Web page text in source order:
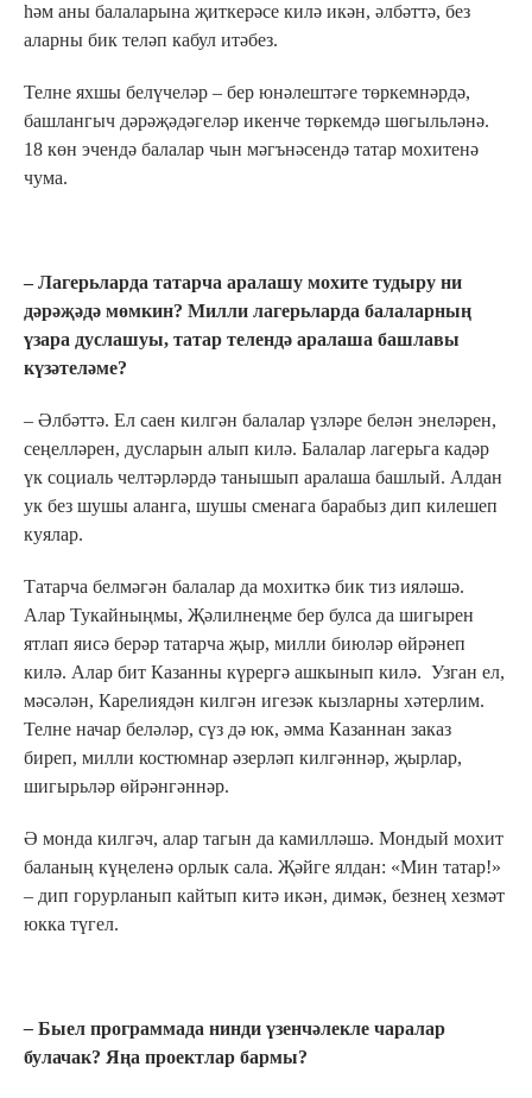
һәм аны балаларына җиткерәсе килә икән, әлбәттә, без
аларны бик теләп кабул итәбез.
Телне яхшы белүчеләр – бер юнәлештәге төркемнәрдә,
башлангыч дәрәҗәдәгеләр икенче төркемдә шөгыльләнә.
18 көн эчендә балалар чын мәгънәсендә татар мохитенә
чума.
– Лагерьларда татарча аралашу мохите тудыру ни
дәрәҗәдә мөмкин? Милли лагерьларда балаларның
үзара дуслашуы, татар телендә аралаша башлавы
күзәтеләме?
– Әлбәттә. Ел саен килгән балалар үзләре белән энеләрен,
сеңелләрен, дусларын алып килә. Балалар лагерьга кадәр
үк социаль челтәрләрдә танышып аралаша башлый. Алдан
ук без шушы аланга, шушы сменага барабыз дип килешеп
куялар.
Татарча белмәгән балалар да мохиткә бик тиз ияләшә.
Алар Тукайныңмы, Җәлилнеңме бер булса да шигырен
ятлап яисә берәр татарча җыр, милли биюләр өйрәнеп
килә. Алар бит Казанны күрергә ашкынып килә. Узган ел,
мәсәлән, Карелиядән килгән игезәк кызларны хәтерлим.
Телне начар беләләр, сүз дә юк, әмма Казаннан заказ
биреп, милли костюмнар әзерләп килгәннәр, җырлар,
шигырьләр өйрәнгәннәр.
Ә монда килгәч, алар тагын да камилләшә. Мондый мохит
баланың күңеленә орлык сала. Җәйге ялдан: «Мин татар!»
– дип горурланып кайтып китә икән, димәк, безнең хезмәт
юкка түгел.
– Быел программада нинди үзенчәлекле чаралар
булачак? Яңа проектлар бармы?